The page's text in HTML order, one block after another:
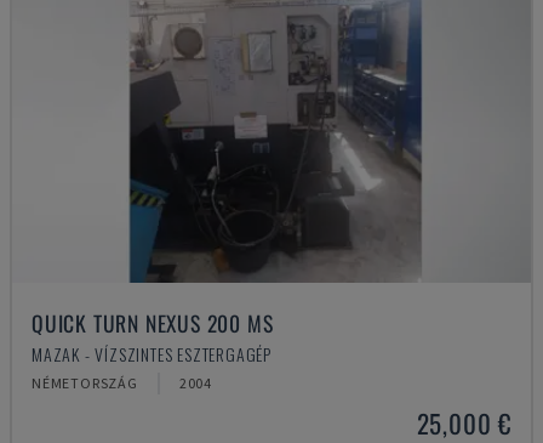
QUICK TURN NEXUS 200 MS
MAZAK - VÍZSZINTES ESZTERGAGÉP
NÉMETORSZÁG 2004
25,000 €